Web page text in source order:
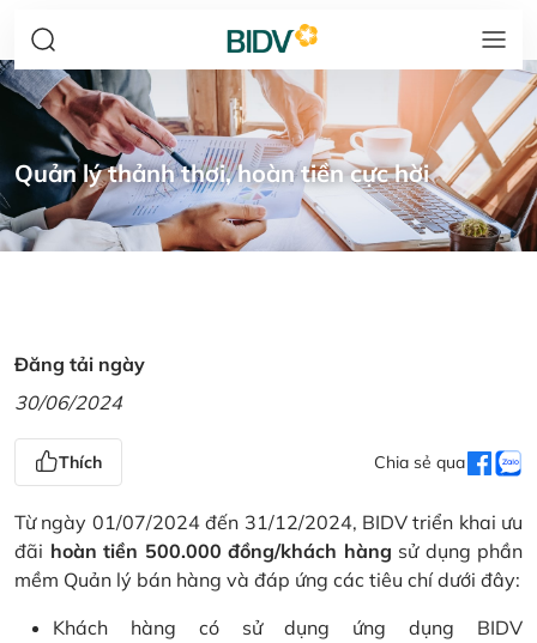
Quản lý thảnh thơi, hoàn tiền cực hời
Đăng tải ngày
30/06/2024
Thích Chia sẻ qua
Từ ngày 01/07/2024 đến 31/12/2024, BIDV triển khai ưu
đãi hoàn tiền 500.000 đồng/khách hàng sử dụng phần
mềm Quản lý bán hàng và đáp ứng các tiêu chí dưới đây:
Khách hàng có sử dụng ứng dụng BIDV